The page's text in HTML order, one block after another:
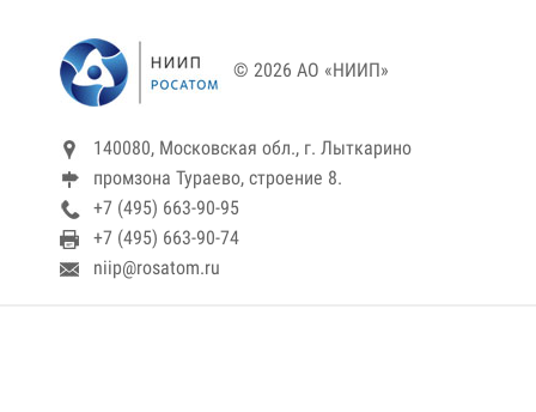
© 2026 АО «НИИП»
140080, Московская обл., г. Лыткарино
промзона Тураево, строение 8.
+7 (495) 663-90-95
+7 (495) 663-90-74
niip@rosatom.ru